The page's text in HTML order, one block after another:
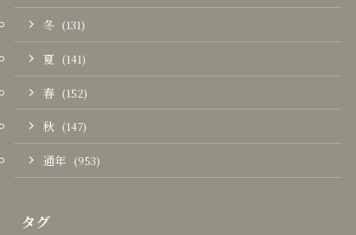
冬 (131)
夏 (141)
春 (152)
秋 (147)
通年 (953)
タグ